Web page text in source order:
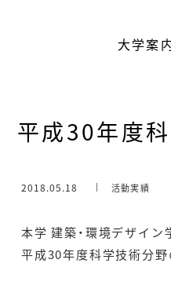
大学案
平成30年度
2018.05.18 活動実績
本学 建築・環境デザイ
平成30年度科学技術分野